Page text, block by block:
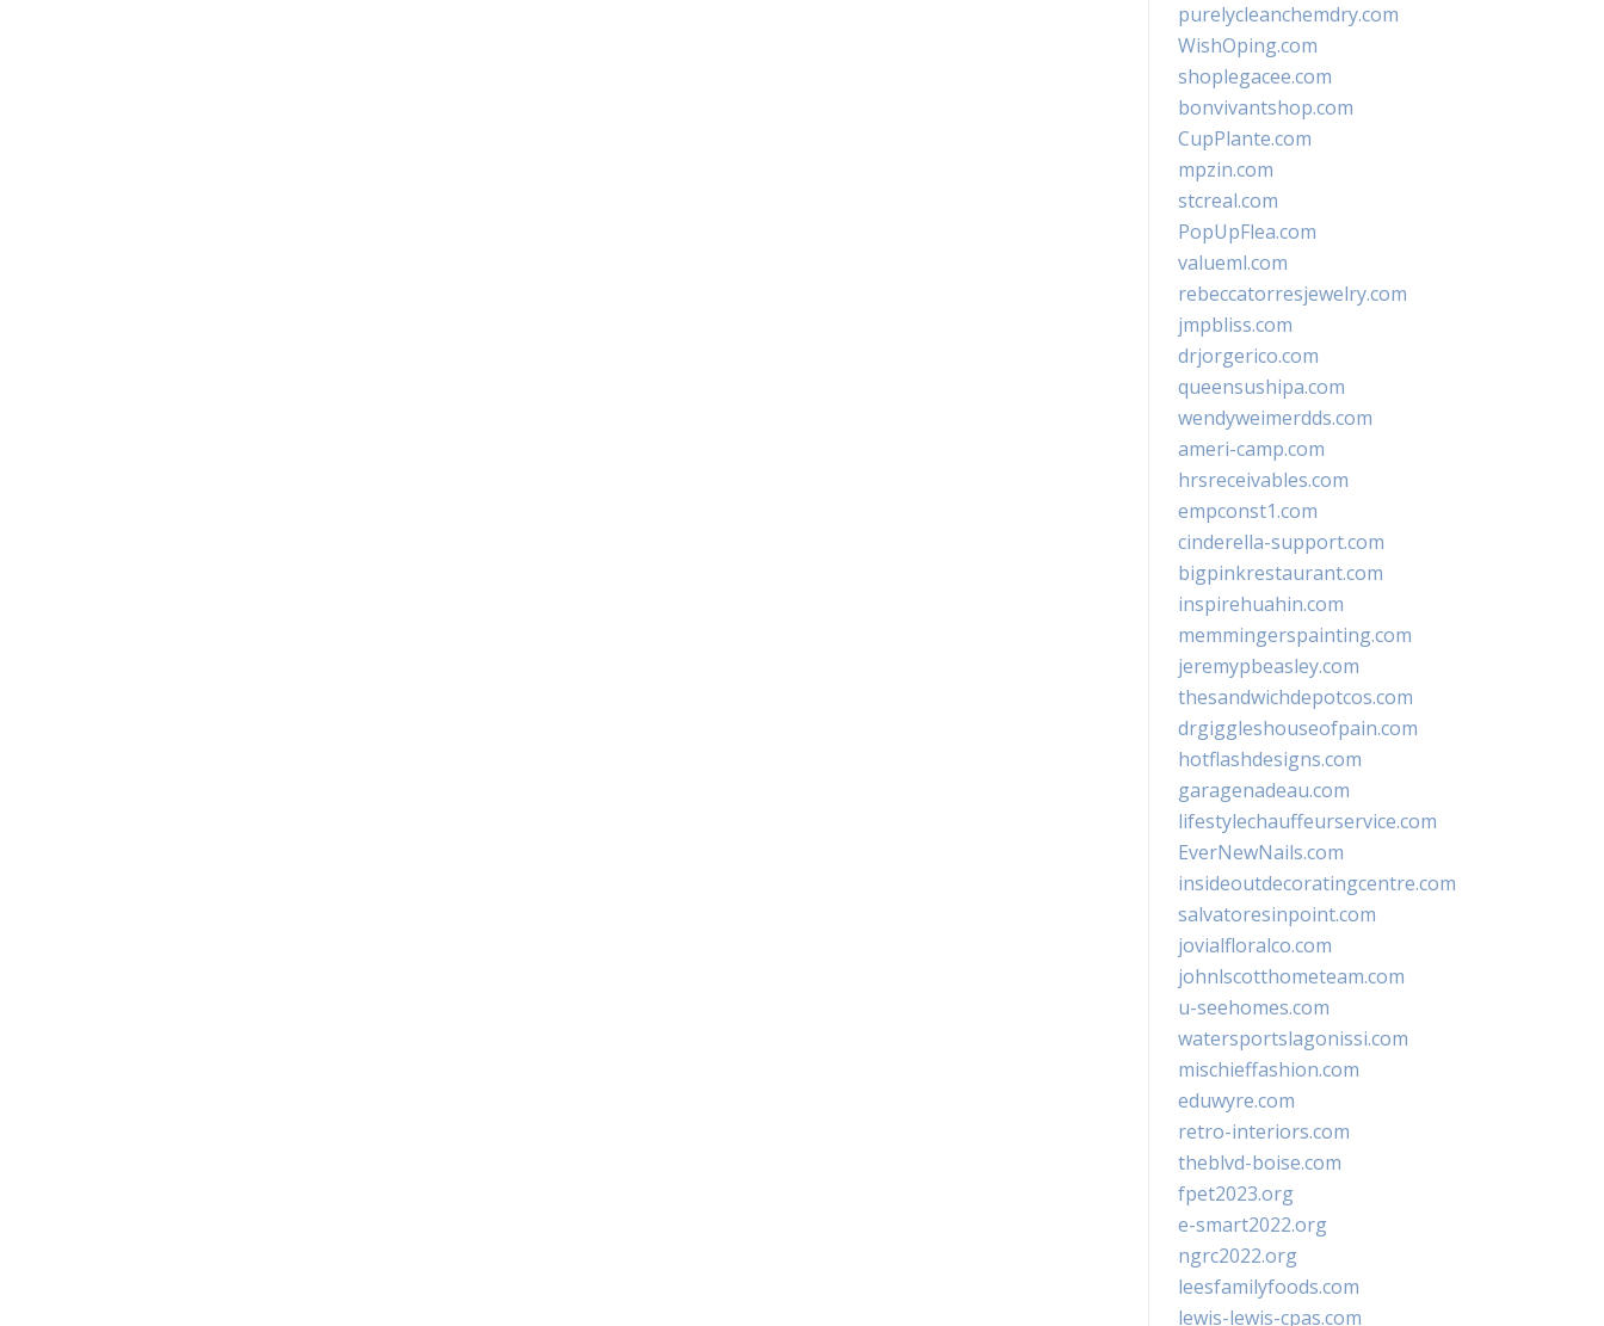
purelycleanchemdry.com
WishOping.com
shoplegacee.com
bonvivantshop.com
CupPlante.com
mpzin.com
stcreal.com
PopUpFlea.com
valueml.com
rebeccatorresjewelry.com
jmpbliss.com
drjorgerico.com
queensushipa.com
wendyweimerdds.com
ameri-camp.com
hrsreceivables.com
empconst1.com
cinderella-support.com
bigpinkrestaurant.com
inspirehuahin.com
memmingerspainting.com
jeremypbeasley.com
thesandwichdepotcos.com
drgiggleshouseofpain.com
hotflashdesigns.com
garagenadeau.com
lifestylechauffeurservice.com
EverNewNails.com
insideoutdecoratingcentre.com
salvatoresinpoint.com
jovialfloralco.com
johnlscotthometeam.com
u-seehomes.com
watersportslagonissi.com
mischieffashion.com
eduwyre.com
retro-interiors.com
theblvd-boise.com
fpet2023.org
e-smart2022.org
ngrc2022.org
leesfamilyfoods.com
lewis-lewis-cpas.com